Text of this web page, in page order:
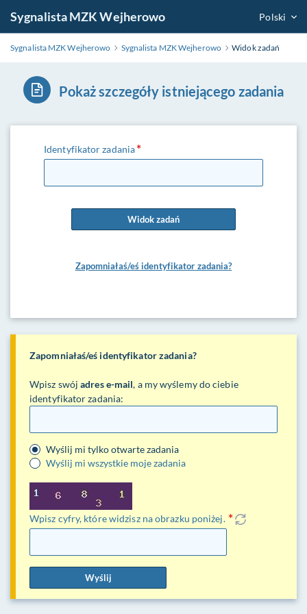
Sygnalista MZK Wejherowo Polski
Sygnalista MZK Wejherowo Sygnalista MZK Wejherowo Widok zadań
Pokaż szczegóły istniejącego zadania
Identyfikator zadania
Widok zadań
Zapomniałaś/eś identyfikator zadania?
Zapomniałaś/eś identyfikator zadania?
Wpisz swójadres e-mail, a my wyślemy do ciebie
identyfikator zadania:
Wyślij mi tylko otwarte zadania
Wyślij mi wszystkie moje zadania
Wpisz cyfry, które widzisz na obrazku poniżej.
Wyślij